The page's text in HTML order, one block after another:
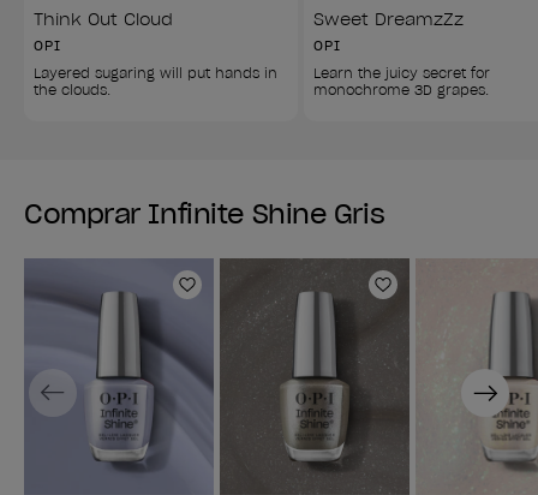
Think Out Cloud
OPI
Layered sugaring will put hands in
the clouds.
Sweet DreamzZz
OPI
Learn the juicy secret for
monochrome 3D grapes.
Comprar Infinite Shine Gris
Añadir a la lista de deseos
Añadir a la
Previous Next